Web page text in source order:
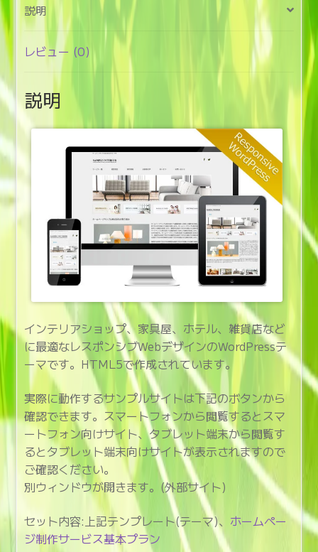
ビ
ス
(aa212)
説明
レビュー (0)
説明
インテリアショップ、家具屋、ホテル、雑貨店など
に最適なレスポンシブWebデザインのWordPressテ
ーマです。HTML5で作成されています。
実際に動作するサンプルサイトは下記のボタンから
確認できます。スマートフォンから閲覧するとスマ
ートフォン向けサイト、タブレット端末から閲覧す
るとタブレット端末向けサイトが表示されますので
ご確認ください。
別ウィンドウが開きます。(外部サイト)
セット内容:上記テンプレート(テーマ)、 ホームペー
ジ制作サービス基本プラン